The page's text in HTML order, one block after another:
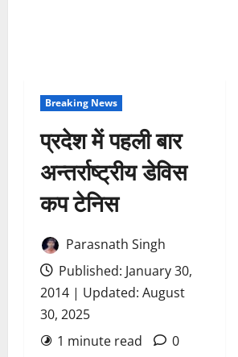
Breaking News
प्रदेश में पहली बार
अन्तर्राष्ट्रीय डेविस
कप टेनिस
Parasnath Singh
Published: January 30,
2014 | Updated: August
30, 2025
1 minute read
0